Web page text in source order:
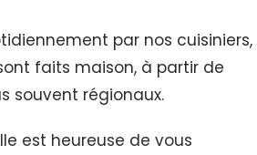
par nos cuisiniers,
faits maison, à partir de
souvent régionaux.
est heureuse de vous